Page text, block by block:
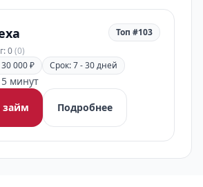
0(0)
Топ #103
000 ₽ Срок: 7 - 30 дней
минут
займ
Подробнее